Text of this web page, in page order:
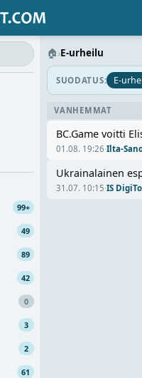
99+
49
89
42
0
3
2
61
🏠›E-urheilu
SUODATUS: E-
VANHEMMAT
BC.Game voitti
01.08. 19:26·Ilta-
Ukrainalainen
31.07. 10:15·IS